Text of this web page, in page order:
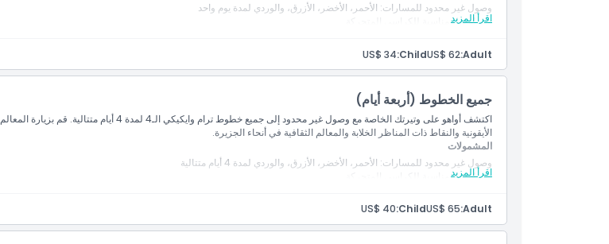
اقرأ المزيد
وصول غير محدود للمسارات: الأحمر، الأخضر، الأزرق، والوردي لمدة يوم واحد
وسيلة نقل مناسبة للكراسي المتحركة
Adult:
US$ 62
Child:
US$ 34
جميع الخطوط (أربعة أيام)
اكتشف أواهو على وتيرتك الخاصة مع وصول غير محدود إلى جميع خطوط ترام وايكيكي الـ4 لمدة 4 أيام متتالية. قم بزيارة المعالم
الأيقونية والنقاط ذات المناظر الخلابة والمعالم الثقافية في أنحاء الجزيرة.
اقرأ المزيد
المشمولات
وصول غير محدود للمسارات: الأحمر، الأخضر، الأزرق، والوردي لمدة 4 أيام متتالية
وسيلة نقل مناسبة للكراسي المتحركة
Adult:
US$ 65
Child:
US$ 40